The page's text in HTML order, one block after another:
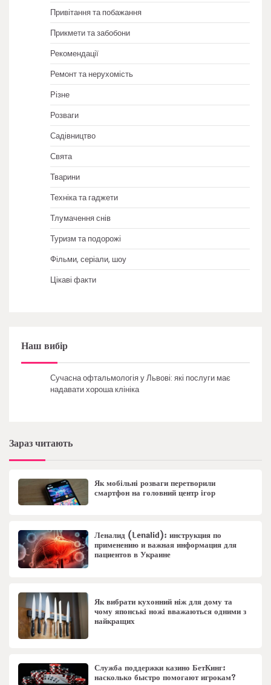
Привітання та побажання
Прикмети та забобони
Рекомендації
Ремонт та нерухомість
Різне
Розваги
Садівництво
Свята
Тварини
Техніка та гаджети
Тлумачення снів
Туризм та подорожі
Фільми, серіали, шоу
Цікаві факти
Наш вибір
Сучасна офтальмологія у Львові: які послуги має
надавати хороша клініка
Зараз читають
Як мобільні розваги перетворили
смартфон на головний центр ігор
Леналид (Lenalid): инструкция по
применению и важная информация для
пациентов в Украине
Як вибрати кухонний ніж для дому та
чому японські ножі вважаються одними з
найкращих
Служба поддержки казино БетКинг:
насколько быстро помогают игрокам?